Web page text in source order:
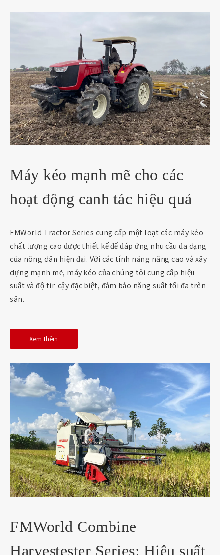
Máy kéo mạnh mẽ cho các
hoạt động canh tác hiệu quả
FMWorld Tractor Series cung cấp một loạt các máy kéo
chất lượng cao được thiết kế để đáp ứng nhu cầu đa dạng
của nông dân hiện đại. Với các tính năng nâng cao và xây
dựng mạnh mẽ, máy kéo của chúng tôi cung cấp hiệu
suất và độ tin cậy đặc biệt, đảm bảo năng suất tối đa trên
sân.
Xem thêm
FMWorld Combine
Harvestester Series: Hiệu suất